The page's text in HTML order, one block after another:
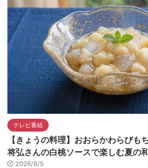
テレビ番組
【きょうの料理】おおらかわらびも
将弘さんの白桃ソースで楽しむ夏の
2026/8/5